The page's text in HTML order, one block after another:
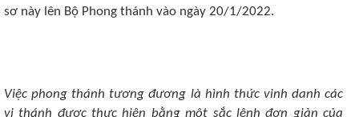
sơ này lên Bộ Phong thánh vào ngày 20/1/2022.
Việc phong thánh tương đương là hình thức vinh danh các
vị thánh được thực hiện bằng một sắc lệnh đơn giản của